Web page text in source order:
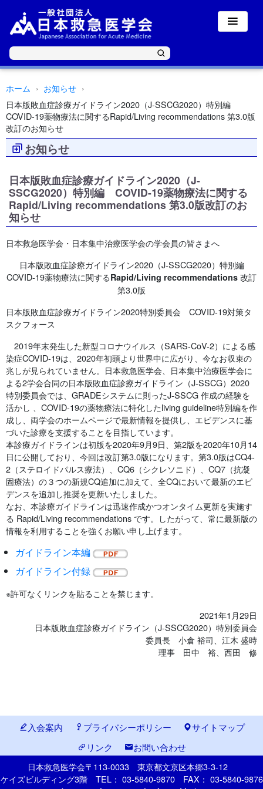
ホーム
お知らせ
日本版敗血症診療ガイドライン2020（J-SSCG2020）特別編
COVID-19薬物療法に関するRapid/Living recommendations 第3.0版
改訂のお知らせ
お知らせ
日本版敗血症診療ガイドライン2020（J-
SSCG2020）特別編 COVID-19薬物療法に関する
Rapid/Living recommendations 第3.0版改訂のお
知らせ
日本救急医学会・日本集中治療医学会の学会員の皆さまへ
日本版敗血症診療ガイドライン2020（J-SSCG2020）特別編
COVID-19薬物療法に関するRapid/Living recommendations 改訂
第3.0版
日本版敗血症診療ガイドライン2020特別委員会 COVID-19対策タ
スクフォース
2019年末発生した新型コロナウイルス（SARS-CoV-2）による感
染症COVID-19は、2020年初頭より世界中に広がり、今なお収束の
兆しが見られていません。日本救急医学会、日本集中治療医学会に
よる2学会合同の日本版敗血症診療ガイドライン（J-SSCG）2020
特別委員会では、GRADEシステムに則ったJ-SSCG 作成の経験を
活かし 、COVID-19の薬物療法に特化したliving guideline特別編を作
成し、両学会のホームページで最新情報を提供し、エビデンスに基
づいた診療を支援することを目指しています。
本診療ガイドラインは初版を2020年9月9日、第2版を2020年10月14
日に公開しており、今回は改訂第3.0版になります。第3.0版はCQ4-
2（ステロイドパルス療法）、CQ6（シクレソニド）、CQ7（抗凝
固療法）の３つの新規CQ追加に加えて、全CQにおいて最新のエビ
デンスを追加し推奨を更新いたしました。
なお、本診療ガイドラインは迅速作成かつオンタイム更新を実施す
る Rapid/Living recommendations です。したがって、常に最新版の
情報を利用することを強くお願い申し上げます。
ガイドライン本編
ガイドライン付録
※許可なくリンクを貼ることを禁じます。
2021年1月29日
日本版敗血症診療ガイドライン（J-SSCG2020）特別委員会
委員長 小倉 裕司、江木 盛時
理事 田中 裕、西田 修
入会案内 プライバシーポリシー
サイトマップ
リンク
お問い合わせ
日本救急医学会〒113-0033 東京都文京区本郷3-3-12
ケイズビルディング3階 TEL： 03-5840-9870 FAX： 03-5840-9876